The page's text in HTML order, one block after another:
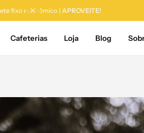
OFF na loja |APROVEITE!
Cafeterias Loja Blog